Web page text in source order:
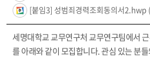
[붙임3] 성범죄경력조회동의서2.hwp
세명대학교 교무연구처 교무연구팀에서
를 아래와 같이 모집합니다. 관심 있는 분